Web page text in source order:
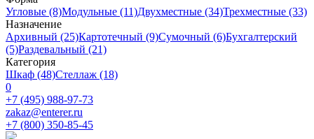
Угловые (8)Модульные (11)Двухместные (34)Трехместные (33)
Назначение
Архивный (25)Картотечный (9)Сумочный (6)Бухгалтерский
(5)Раздевальный (21)
Категория
Шкаф (48)Стеллаж (18)
0
+7 (495) 988-97-73
zakaz@enterer.ru
+7 (800) 350-85-45